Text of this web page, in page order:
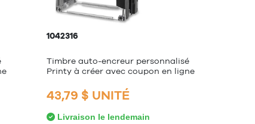
1042316
Timbre auto-encreur personnalisé
Printy à créer avec coupon en ligne
43,79 $ UNITÉ
Livraison le lendemain